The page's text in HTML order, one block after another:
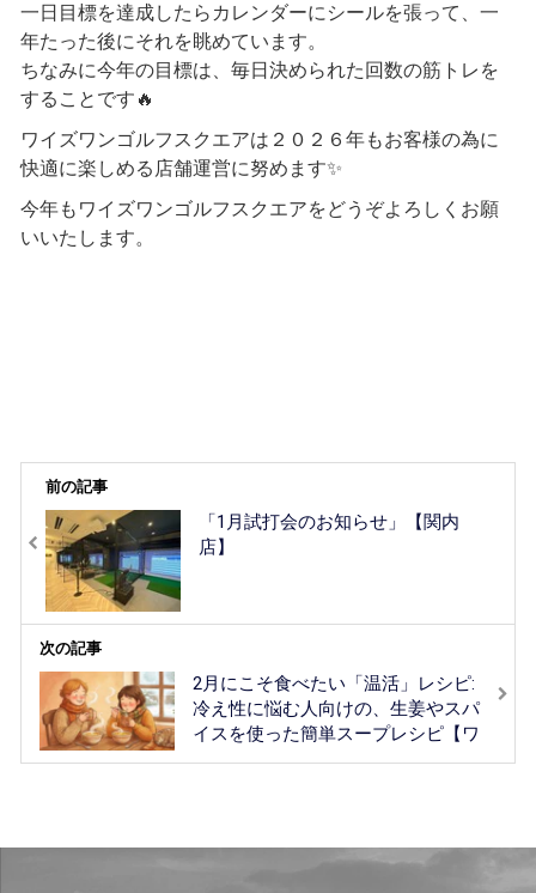
一日目標を達成したらカレンダーにシールを張って、一
年たった後にそれを眺めています。
ちなみに今年の目標は、毎日決められた回数の筋トレを
することです🔥
ワイズワンゴルフスクエアは２０２６年もお客様の為に
快適に楽しめる店舗運営に努めます✨
今年もワイズワンゴルフスクエアをどうぞよろしくお願
いいたします。
前の記事
「1月試打会のお知らせ」【関内
店】
次の記事
2月にこそ食べたい「温活」レシピ:
冷え性に悩む人向けの、生姜やスパ
イスを使った簡単スープレシピ【ワ
イズワンゴルフスクエア】